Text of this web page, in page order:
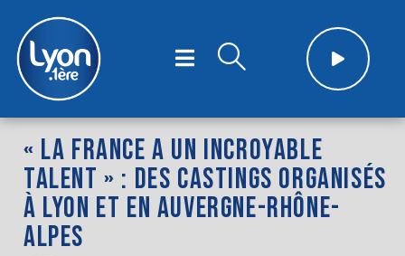
« LA FRANCE A UN INCROYABLE
TALENT » : DES CASTINGS ORGANISÉS
À LYON ET EN AUVERGNE-RHÔNE-
ALPES